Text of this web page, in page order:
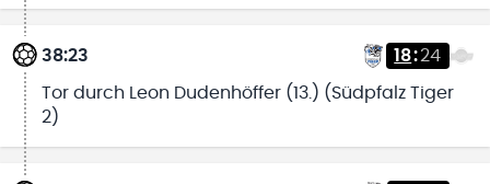
38:23 18:24
Tor durch Leon Dudenhöffer (13.) (Südpfalz Tiger
2)